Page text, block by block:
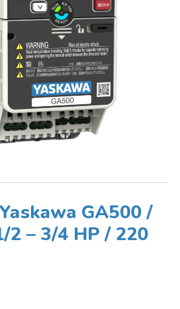
GA500 /
2 – 3/4 HP / 220